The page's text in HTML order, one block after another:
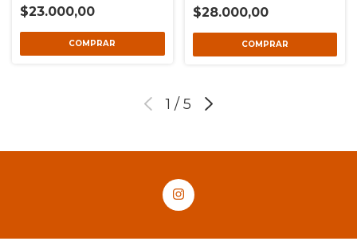
$23.000,00 $28.000,00
1 / 5